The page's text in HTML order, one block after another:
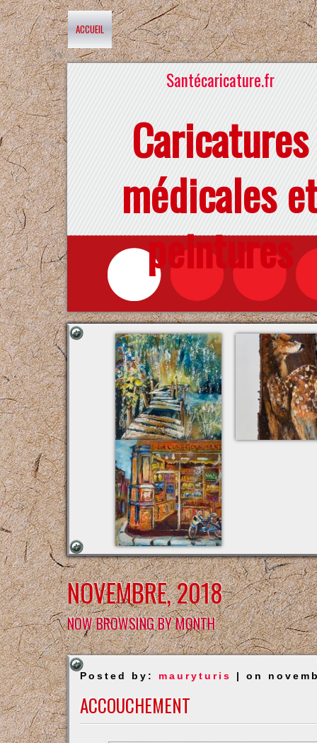
ACCUEIL
Santécaricature.fr
Caricatures
médicales
peintures
NOVEMBRE, 2018
NOW BROWSING BY MONTH
Posted by: mauryturis | on
ACCOUCHEMENT